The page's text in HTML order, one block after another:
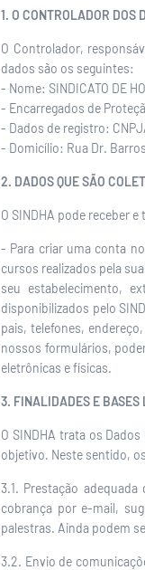
1. O CONTROLADOR DOS
O Controlador,
dados são os seguintes:
- Nome: SINDICATO DE
- Encarregados de
- Dados de registro:
- Domicílio: Rua Dr.
2. DADOS QUE SÃO
O SINDHA pode receber
- Para criar uma conta
cursos realizados pela
seu estabelecimento,
disponibilizados pelo
pais, telefones,
nossos formulários,
eletrônicas e físicas.
3. FINALIDADES E BASES
O SINDHA trata os
objetivo. Neste sentido,
3.1. Prestação
cobrança por e-mail,
palestras. Ainda podem
3.2. Envio de